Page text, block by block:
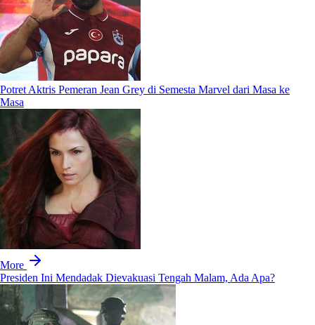
Potret Aktris Pemeran Jean Grey di Semesta Marvel dari Masa ke
Masa
More
Presiden Ini Mendadak Dievakuasi Tengah Malam, Ada Apa?